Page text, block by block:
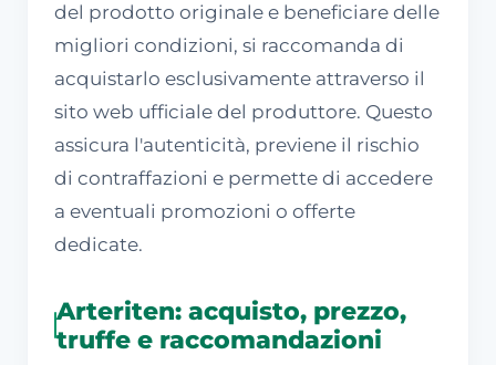
del prodotto originale e beneficiare delle
migliori condizioni, si raccomanda di
acquistarlo esclusivamente attraverso il
sito web ufficiale del produttore. Questo
assicura l'autenticità, previene il rischio
di contraffazioni e permette di accedere
a eventuali promozioni o offerte
dedicate.
Arteriten: acquisto, prezzo,
truffe e raccomandazioni